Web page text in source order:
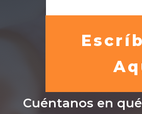
Cuéntanos en